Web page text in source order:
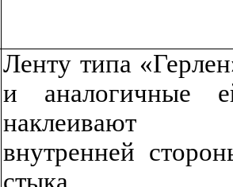
Ленту типа
и аналогичные
наклеивают
внутренней